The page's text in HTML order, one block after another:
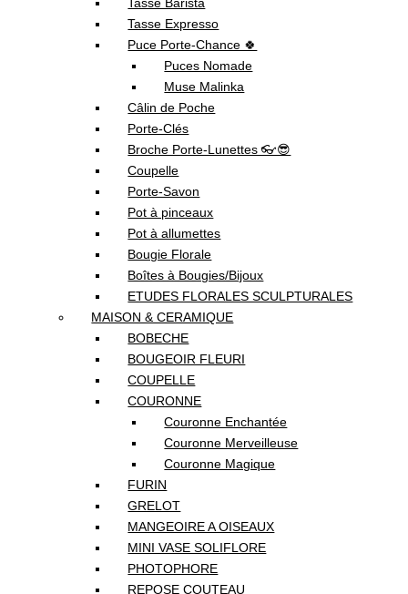
Tasse Barista
Tasse Expresso
Puce Porte-Chance 🍀
Puces Nomade
Muse Malinka
Câlin de Poche
Porte-Clés
Broche Porte-Lunettes 👓😎
Coupelle
Porte-Savon
Pot à pinceaux
Pot à allumettes
Bougie Florale
Boîtes à Bougies/Bijoux
ETUDES FLORALES SCULPTURALES
MAISON & CERAMIQUE
BOBECHE
BOUGEOIR FLEURI
COUPELLE
COURONNE
Couronne Enchantée
Couronne Merveilleuse
Couronne Magique
FURIN
GRELOT
MANGEOIRE A OISEAUX
MINI VASE SOLIFLORE
PHOTOPHORE
REPOSE COUTEAU